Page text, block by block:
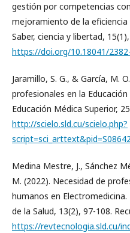
gestión por competencias
mejoramiento de la eficiencia
Saber, ciencia y libertad,
https://doi.org/10.18041/
Jaramillo, S. G., & García, M.
profesionales en la
Educación Médica Superior,
http://scielo.sld.cu/scielo.php?
Medina Mestre, J., Sánchez
M. (2022). Necesidad de
humanos en
de la Salud, 13(2), 97-108.
https://revtecnologia.sld.cu/